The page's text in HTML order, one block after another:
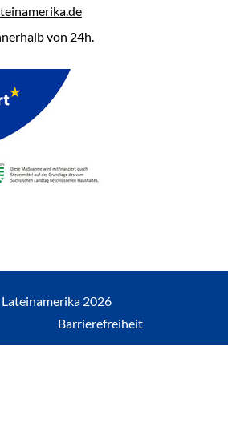
von 24h.
2026
Tab)Barrierefreiheit
Impressum